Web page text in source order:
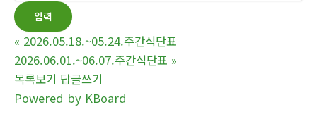
« 2026.05.18.~05.24.주간식단표
2026.06.01.~06.07.주간식단표 »
목록보기 답글쓰기
Powered by KBoard